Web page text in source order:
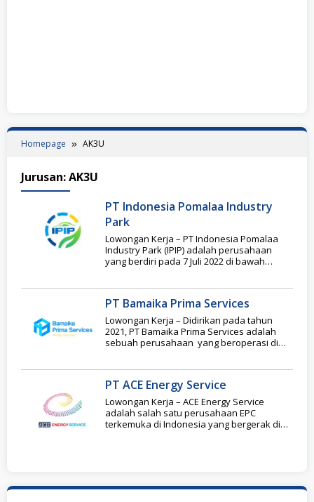
Homepage AK3U
Jurusan:AK3U
PT Indonesia Pomalaa Industry
Park
Lowongan Kerja – PT Indonesia Pomalaa
Industry Park (IPIP) adalah perusahaan
yang berdiri pada 7 Juli 2022 di bawah
PT Bamaika Prima Services
Lowongan Kerja – Didirikan pada tahun
2021, PT Bamaika Prima Services adalah
sebuah perusahaan yang beroperasi di
PT ACE Energy Service
Lowongan Kerja – ACE Energy Service
adalah salah satu perusahaan EPC
terkemuka di Indonesia yang bergerak di